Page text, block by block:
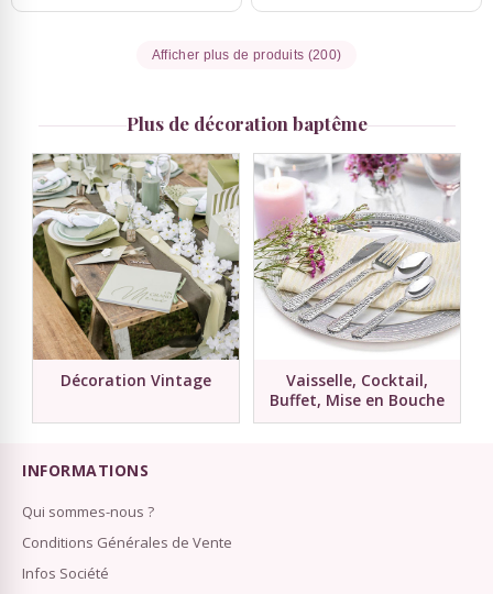
Afficher plus de produits (200)
Plus de décoration baptême
Décoration Vintage
Vaisselle, Cocktail,
Buffet, Mise en Bouche
INFORMATIONS
Qui sommes-nous ?
Conditions Générales de Vente
Infos Société